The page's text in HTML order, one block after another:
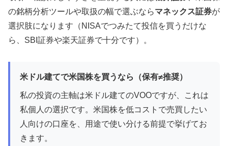
の銘柄分析ツールや取扱の幅で選ぶならマネックス証券が
選択肢になります（NISAでつみたて投信を買うだけな
ら、SBI証券や楽天証券で十分です）。
米ドル建てで米国株を買うなら（保有≠推奨）
私の投資の主軸は米ドル建てのVOOですが、これは
私個人の選択です。米国株を低コストで売買したい
人向けの口座を、用途で使い分ける前提で挙げてお
きます。